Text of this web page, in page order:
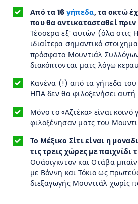
Από τα 16 γήπεδα, τα οκτώ
που θα αντικατασταθεί
Τέσσερα εξ’ αυτών (όλα στις
ιδιαίτερα σημαντικό
πρόσφατο Μουντιάλ
διακόπτονται ματς λόγω
Κανένα (!) από τα γήπεδα του
ΗΠΑ δεν θα φιλοξενήσει
Μόνο το «Αζτέκα» είναι
φιλοξένησαν ματς του
Το Μέξικο Σίτι είναι η
τις τρεις χώρες με παιχνίδι
Ουάσιγκντον και Οτάβα
με Βόννη και Τόκιο ως
διεξαγωγής Μουντιάλ χωρίς